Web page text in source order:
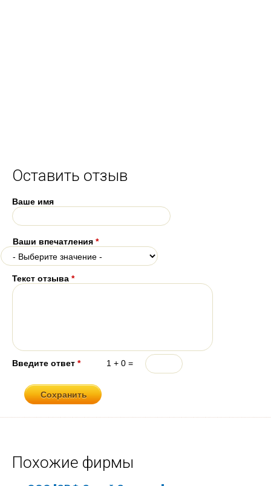
Оставить отзыв
Ваше имя
Ваши впечатления *
Текст отзыва *
Введите ответ * 1 + 0 =
Похожие фирмы